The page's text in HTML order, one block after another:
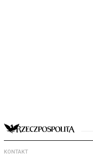
KONTAKT